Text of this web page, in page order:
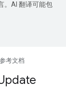
。AI 翻译可能包
参考文档